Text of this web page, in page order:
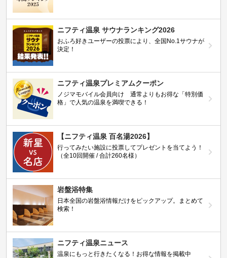
ニフティ温泉 サウナランキング2026
おふろ好きユーザーの投票により、全国No.1サウナが
決定！
ニフティ温泉プレミアムクーポン
ノジマモバイル会員向け 通常よりもお得な「特別価
格」で人気の温泉を満喫できる！
【ニフティ温泉 百名湯2026】
行ってみたい施設に投票してプレゼントを当てよう！
（全10回開催 / 合計260名様）
岩盤浴特集
日本全国の岩盤浴情報だけをピックアップ。まとめて
検索！
ニフティ温泉ニュース
温泉にもっと行きたくなる！お得な情報を掲載中